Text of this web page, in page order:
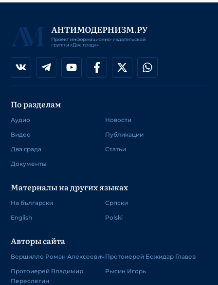
По разделам
Аудио
Видео
Два града
Документы
Новости
Публикации
Статьи
Материалы на других языках
На български
English
Српски
Polski
Авторы сайта
Вершилло Роман Алексеевич
Протоиерей Владимир
Переслегин
Протоиерей Божидар Главев
Рысин Игорь